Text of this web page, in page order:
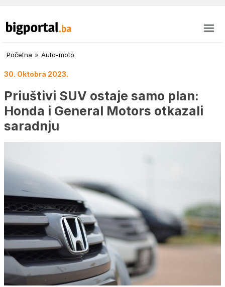
Početna » Auto-moto
30. Oktobra 2023.
Priuštivi SUV ostaje samo plan:
Honda i General Motors otkazali
saradnju